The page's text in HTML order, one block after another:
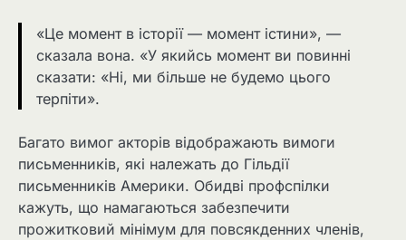
«Це момент в історії — момент істини», —
сказала вона. «У якийсь момент ви повинні
сказати: «Ні, ми більше не будемо цього
терпіти».
Багато вимог акторів відображають вимоги
письменників, які належать до Гільдії
письменників Америки. Обидві профспілки
кажуть, що намагаються забезпечити
прожитковий мінімум для повсякденних членів,